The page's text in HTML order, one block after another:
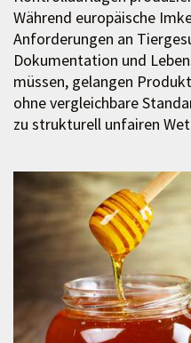
Während europäische
Anforderungen an
Dokumentation und
müssen, gelangen
ohne vergleichbare
zu strukturell unfairen